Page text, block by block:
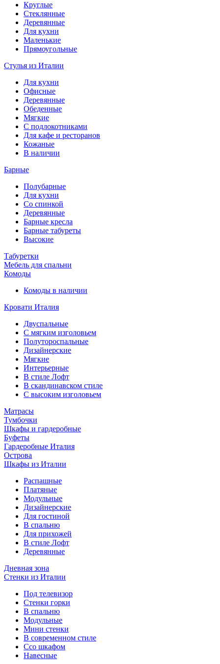
Круглые
Стеклянные
Деревянные
Для кухни
Маленькие
Прямоугольные
Стулья из Италии
Для кухни
Офисные
Деревянные
Обеденные
Мягкие
С подлокотниками
Для кафе и ресторанов
Кожаные
В наличии
Барные
Полубарные
Для кухни
Со спинкой
Деревянные
Барные кресла
Барные табуреты
Высокие
Табуретки
Мебель для спальни
Комоды
Комоды в наличии
Кровати Италия
Двуспальные
С мягким изголовьем
Полутороспальные
Дизайнерские
Мягкие
Интерьерные
В стиле Лофт
В скандинавском стиле
С высоким изголовьем
Матрасы
Тумбочки
Шкафы и гардеробные
Буфеты
Гардеробные Италия
Острова
Шкафы из Италии
Распашные
Платяные
Модульные
Дизайнерские
Для гостиной
В спальню
Для прихожей
В стиле Лофт
Деревянные
Дневная зона
Стенки из Италии
Под телевизор
Стенки горки
В спальню
Модульные
Мини стенки
В современном стиле
Ссо шкафом
Навесные